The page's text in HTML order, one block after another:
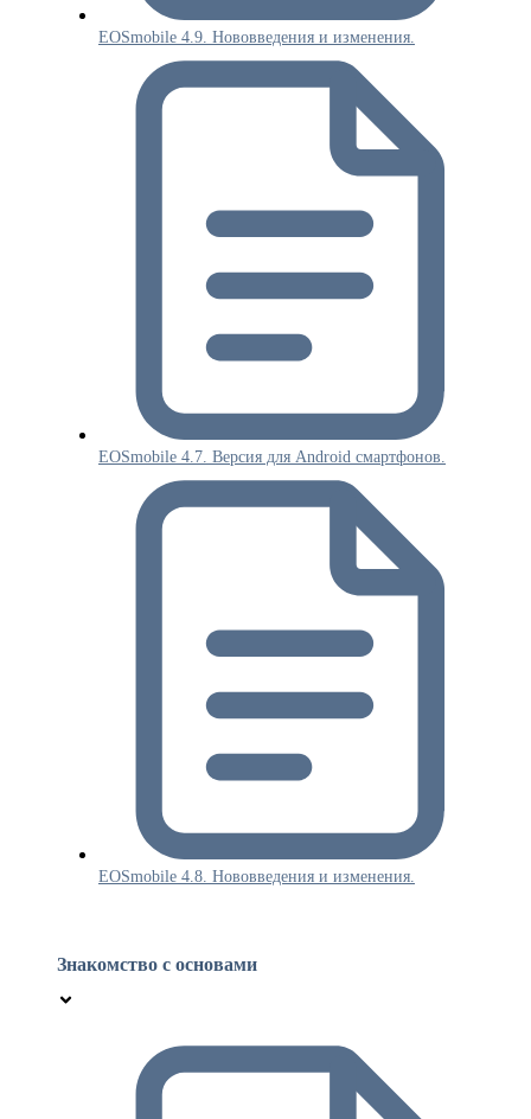
EOSmobile 4.9. Нововведения и изменения.
EOSmobile 4.7. Версия для Android смартфонов.
EOSmobile 4.8. Нововведения и изменения.
Знакомство с основами